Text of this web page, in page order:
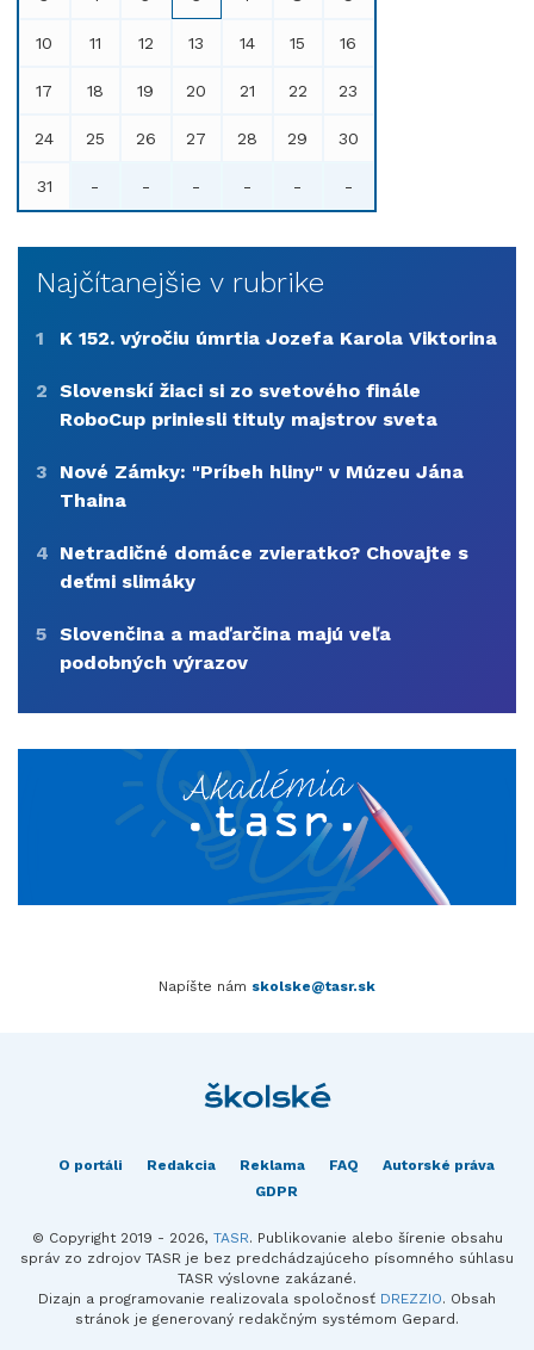
10 11 12 13 14 15 16
17 18 19 20 21 22 23
24 25 26 27 28 29 30
31 - - - - - -
Najčítanejšie v rubrike
1 K 152. výročiu úmrtia Jozefa Karola Viktorina
2 Slovenskí žiaci si zo svetového finále
RoboCup priniesli tituly majstrov sveta
3
Nové Zámky: "Príbeh hliny" v Múzeu Jána
Thaina
4 Netradičné domáce zvieratko? Chovajte s
deťmi slimáky
5 Slovenčina a maďarčina majú veľa
podobných výrazov
Napíšte nám skolske@tasr.sk
O portáli Redakcia Reklama FAQ
Autorské práva
GDPR
© Copyright 2019 - 2026, TASR. Publikovanie alebo šírenie obsahu
správ zo zdrojov TASR je bez predchádzajúceho písomného súhlasu
TASR výslovne zakázané.
Dizajn a programovanie realizovala spoločnosť DREZZIO. Obsah
stránok je generovaný redakčným systémom Gepard.